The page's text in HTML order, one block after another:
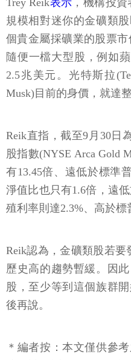
Trey Reik表示 ，機構投
規模相對迷你的金礦類
個貴金屬採礦業的股票
隨便一檔大型股，例如
2.5兆美元。光特斯拉
Musk)目前的身價，就達
Reik直指，截至9月30日
股指數(NYSE Arca Gold
有13.45倍、遠低於標準
淨值比也只有1.6倍，遠
殖利率則達2.3%、高於標
Reik認為，金礦類股若要
歷史高的趨勢暫緩。因
股，至少等到這個族群
後再說。
＊編者按：本文僅供參